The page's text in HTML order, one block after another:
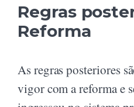
Regras
Reforma
As regras posteriores
vigor com a reforma e